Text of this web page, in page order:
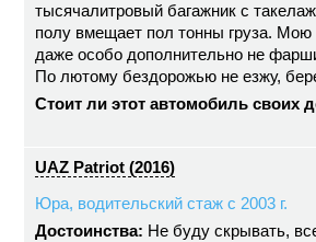
тысячалитровый багажник с
полу вмещает пол тонны груза.
даже особо дополнительно не
По лютому бездорожью не езжу,
Стоит ли этот автомобиль своих
UAZ Patriot (2016)
Юра, водительский стаж с 2003 г.
Достоинства: Не буду скрывать,